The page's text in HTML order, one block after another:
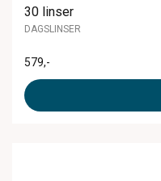
30 linser
DAGSLINSER
579,-